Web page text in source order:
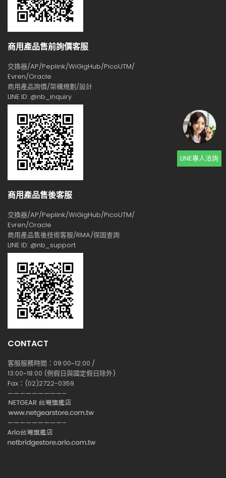
商用產品售前詢價客服
交換器/AP/Peplink/WiGigHub/PicoUTM/
Evren/Oracle
商用產品詢價/架構規劃/設計
LINE ID: @nb_inquiry
商用產品售後客服
交換器/AP/Peplink/WiGigHub/PicoUTM/
Evren/Oracle
商用產品售後技術客服/RMA/保固查詢
LINE ID: @nb_support
CONTACT
客服服務時間：09:00~12:00 /
13:00~18:00 (例假日與國定假日除外)
Fax：(02)2722-0359
—————————–
—————————–
LINE專人洽詢